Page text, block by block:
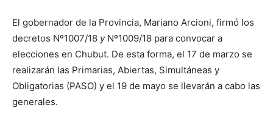
El gobernador de la Provincia, Mariano Arcioni, firmó los
decretos Nº1007/18 y Nº1009/18 para convocar a
elecciones en Chubut. De esta forma, el 17 de marzo se
realizarán las Primarias, Abiertas, Simultáneas y
Obligatorias (PASO) y el 19 de mayo se llevarán a cabo las
generales.